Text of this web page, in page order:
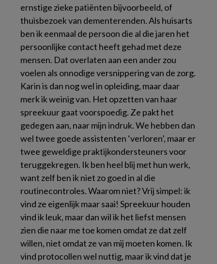
ernstige zieke patiënten bijvoorbeeld, of
thuisbezoek van dementerenden. Als huisarts
ben ik eenmaal de persoon die al die jaren het
persoonlijke contact heeft gehad met deze
mensen. Dat overlaten aan een ander zou
voelen als onnodige versnippering van de zorg.
Karin is dan nog wel in opleiding, maar daar
merk ik weinig van. Het opzetten van haar
spreekuur gaat voorspoedig. Ze pakt het
gedegen aan, naar mijn indruk. We hebben dan
wel twee goede assistenten ‘verloren’, maar er
twee geweldige praktijkondersteuners voor
teruggekregen. Ik ben heel blij met hun werk,
want zelf ben ik niet zo goed in al die
routinecontroles. Waarom niet? Vrij simpel: ik
vind ze eigenlijk maar saai! Spreekuur houden
vind ik leuk, maar dan wil ik het liefst mensen
zien die naar me toe komen omdat ze dat zelf
willen, niet omdat ze van mij moeten komen. Ik
vind protocollen wel nuttig, maar ik vind dat je